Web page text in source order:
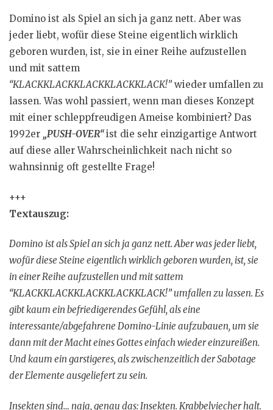
Domino ist als Spiel an sich ja ganz nett. Aber was
jeder liebt, wofür diese Steine eigentlich wirklich
geboren wurden, ist, sie in einer Reihe aufzustellen
und mit sattem
“KLACKKLACKKLACKKLACKKLACK!”wieder umfallen zu
lassen. Was wohl passiert, wenn man dieses Konzept
mit einer schleppfreudigen Ameise kombiniert? Das
1992er „PUSH-OVER“ist die sehr einzigartige Antwort
auf diese aller Wahrscheinlichkeit nach nicht so
wahnsinnig oft gestellte Frage!
+++
Textauszug:
Domino ist als Spiel an sich ja ganz nett. Aber was jeder liebt,
wofür diese Steine eigentlich wirklich geboren wurden, ist, sie
in einer Reihe aufzustellen und mit sattem
“KLACKKLACKKLACKKLACKKLACK!” umfallen zu lassen. Es
gibt kaum ein befriedigerendes Gefühl, als eine
interessante/abgefahrene Domino-Linie aufzubauen, um sie
dann mit der Macht eines Gottes einfach wieder einzureißen.
Und kaum ein garstigeres, als zwischenzeitlich der Sabotage
der Elemente ausgeliefert zu sein.
Insekten sind… naja, genau das: Insekten. Krabbelviecher halt.